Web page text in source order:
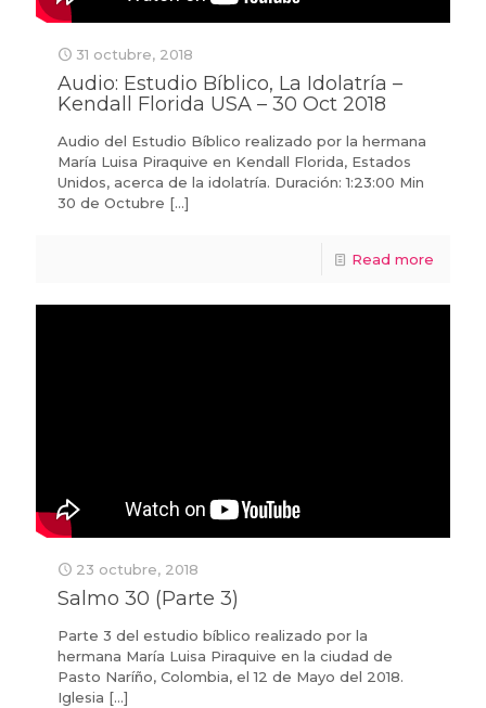
31 octubre, 2018
Audio: Estudio Bíblico, La Idolatría –
Kendall Florida USA – 30 Oct 2018
Audio del Estudio Bíblico realizado por la hermana
María Luisa Piraquive en Kendall Florida, Estados
Unidos, acerca de la idolatría. Duración: 1:23:00 Min
30 de Octubre […]
Read more
23 octubre, 2018
Salmo 30 (Parte 3)
Parte 3 del estudio bíblico realizado por la
hermana María Luisa Piraquive en la ciudad de
Pasto Naríño, Colombia, el 12 de Mayo del 2018.
Iglesia […]